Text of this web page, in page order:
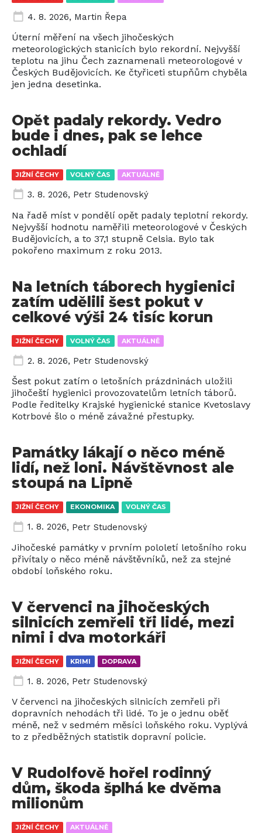
4. 8. 2026, Martin Řepa
Úterní měření na všech jihočeských
meteorologických stanicích bylo rekordní. Nejvyšší
teplotu na jihu Čech zaznamenali meteorologové v
Českých Budějovicích. Ke čtyřiceti stupňům chyběla
jen jedna desetinka.
JIŽNÍ ČECHY VOLNÝ ČAS AKTUÁLNĚ
Opět padaly rekordy. Vedro
bude i dnes, pak se lehce
ochladí
3. 8. 2026, Petr Studenovský
Na řadě míst v pondělí opět padaly teplotní rekordy.
Nejvyšší hodnotu naměřili meteorologové v Českých
Budějovicích, a to 37,1 stupně Celsia. Bylo tak
pokořeno maximum z roku 2013.
JIŽNÍ ČECHY VOLNÝ ČAS AKTUÁLNĚ
Na letních táborech hygienici
zatím udělili šest pokut v
celkové výši 24 tisíc korun
2. 8. 2026, Petr Studenovský
Šest pokut zatím o letošních prázdninách uložili
jihočeští hygienici provozovatelům letních táborů.
Podle ředitelky Krajské hygienické stanice Kvetoslavy
Kotrbové šlo o méně závažné přestupky.
JIŽNÍ ČECHY EKONOMIKA VOLNÝ ČAS
Památky lákají o něco méně
lidí, než loni. Návštěvnost ale
stoupá na Lipně
1. 8. 2026, Petr Studenovský
Jihočeské památky v prvním pololetí letošního roku
přivítaly o něco méně návštěvníků, než za stejné
období loňského roku.
JIŽNÍ ČECHY KRIMI DOPRAVA
V červenci na jihočeských
silnicích zemřeli tři lidé, mezi
nimi i dva motorkáři
1. 8. 2026, Petr Studenovský
V červenci na jihočeských silnicích zemřeli při
dopravních nehodách tři lidé. To je o jednu oběť
méně, než v sedmém měsíci loňského roku. Vyplývá
to z předběžných statistik dopravní policie.
JIŽNÍ ČECHY AKTUÁLNĚ
V Rudolfově hořel rodinný
dům, škoda šplhá ke dvěma
milionům